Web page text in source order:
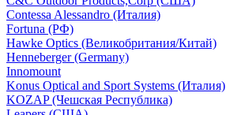
Contessa Alessandro (Италия)
Fortuna (РФ)
Hawke Optics (Великобритания/Китай)
Henneberger (Germany)
Innomount
Konus Optical and Sport Systems (Италия)
KOZAP (Чешская Республика)